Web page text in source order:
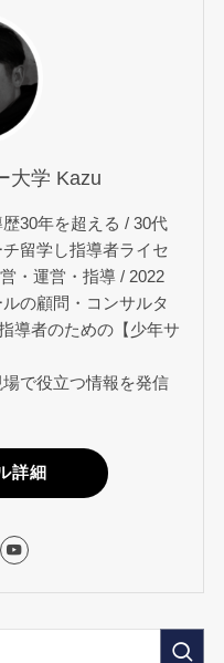
大学 Kazu
30年を超える / 30代
留学し指導者ライセ
・運営・指導 / 2022
の顧問・コンサルタ
導者のための【少年サ
で役立つ情報を発信
詳細